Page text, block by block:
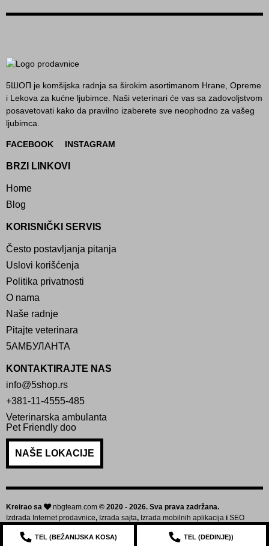
5ШОП je komšijska radnja sa širokim asortimanom Hrane, Opreme
i Lekova za kućne ljubimce. Naši veterinari će vas sa zadovoljstvom
posavetovati kako da pravilno izaberete sve neophodno za vašeg
ljubimca.
FACEBOOK INSTAGRAM
BRZI LINKOVI
Home
Blog
KORISNIČKI SERVIS
Često postavljanja pitanja
Uslovi korišćenja
Politika privatnosti
O nama
Naše radnje
Pitajte veterinara
5АМБУЛАНТА
KONTAKTIRAJTE NAS
info@5shop.rs
+381-11-4555-485
Veterinarska ambulanta
Pet Friendly doo
NAŠE LOKACIJE
Kreirao sa nbgteam.com © 2020 - 2026. Sva prava zadržana.
Izdrada Internet prodavnice, Izrada sajta, Izrada mobilnih aplikacija i SEO
TEL (BEŽANIJSKA KOSA) TEL (DEDINJE))